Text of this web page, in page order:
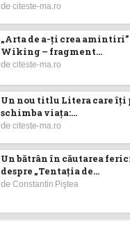
deciteste-ma.ro
„Arta de a-ţi crea
Wiking – fragment...
deciteste-ma.ro
Un nou titlu Litera care îţi
schimba viaţa:...
deciteste-ma.ro
Un bătrân în căutarea
despre „Tentaţia de...
deConstantin Piştea